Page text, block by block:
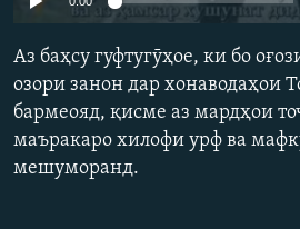
ГУЗОРИШҲОИ РАДИОӢ
ПАЙГИРӢ КУНЕД
Аз баҳсу гуфтугӯҳое, ки бо
озори занон дар хонаводаҳои
бармеояд, қисме аз мардҳои
маъракаро хилофи урф ва
мешуморанд.